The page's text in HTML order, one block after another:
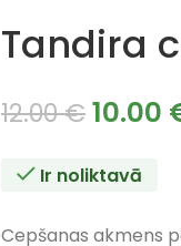
Tandira
12.00€10.00
Ir noliktavā
Cepšanas akmens